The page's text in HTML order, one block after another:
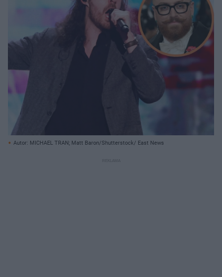
Autor: MICHAEL TRAN; Matt Baron/Shutterstock/ East News